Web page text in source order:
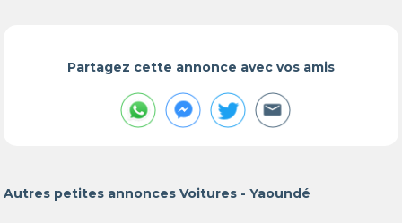
Partagez cette annonce avec vos amis
Autres petites annonces Voitures - Yaoundé